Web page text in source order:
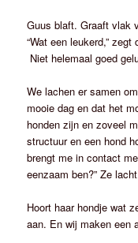
Guus blaft. Graaft vlak
“Wat een leukerd,”
Niet helemaal goed
We lachen er samen
mooie dag en dat het
honden zijn en zoveel
structuur en een hond
brengt me in contact
eenzaam ben?” Ze
Hoort haar hondje wat
aan. En wij maken een